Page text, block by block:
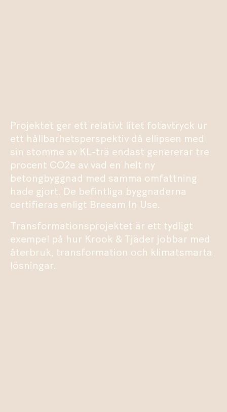
Projektet ger ett relativt litet fotavtryck ur
ett hållbarhetsperspektiv då ellipsen med
sin stomme av KL-trä endast genererar tre
procent CO2e av vad en helt ny
betongbyggnad med samma omfattning
hade gjort. De befintliga byggnaderna
certifieras enligt Breeam In Use.
Transformationsprojektet är ett tydligt
exempel på hur Krook & Tjäder jobbar med
återbruk, transformation och klimatsmarta
lösningar.